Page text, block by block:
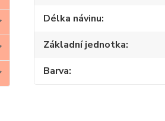
Délka návinu
Základní jednotka
Barva